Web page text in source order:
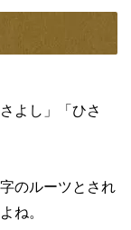
よし」「ひさ
のルーツとされ
ね。